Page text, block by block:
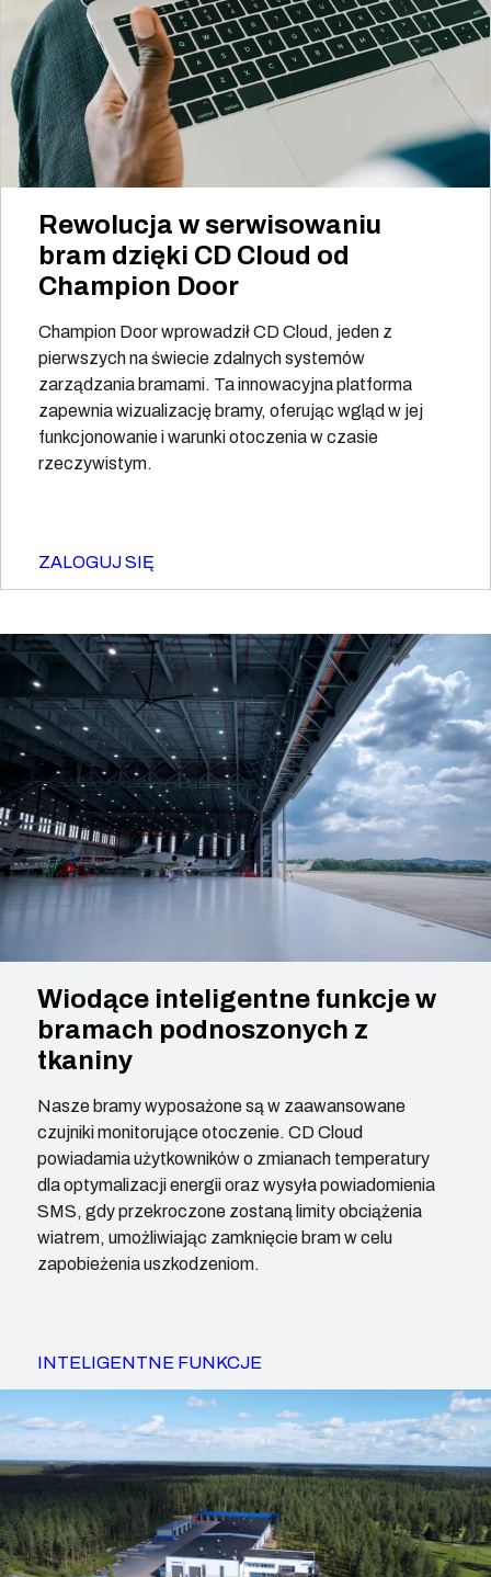
Rewolucja w serwisowaniu
bram dzięki CD Cloud od
Champion Door
Champion Door wprowadził CD Cloud, jeden z
pierwszych na świecie zdalnych systemów
zarządzania bramami. Ta innowacyjna platforma
zapewnia wizualizację bramy, oferując wgląd w jej
funkcjonowanie i warunki otoczenia w czasie
rzeczywistym.
ZALOGUJ SIĘ
Wiodące inteligentne funkcje w
bramach podnoszonych z
tkaniny
Nasze bramy wyposażone są w zaawansowane
czujniki monitorujące otoczenie. CD Cloud
powiadamia użytkowników o zmianach temperatury
dla optymalizacji energii oraz wysyła powiadomienia
SMS, gdy przekroczone zostaną limity obciążenia
wiatrem, umożliwiając zamknięcie bram w celu
zapobieżenia uszkodzeniom.
INTELIGENTNE FUNKCJE